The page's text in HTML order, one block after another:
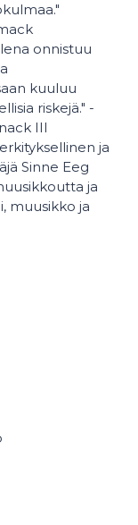
onnistuu
kuuluu
riskejä." -
III
ja
Sinne Eeg
ja
muusikko ja